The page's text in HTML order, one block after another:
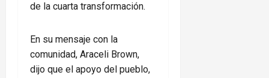
de la cuarta transformación.
En su mensaje con la
comunidad, Araceli Brown,
dijo que el apoyo del pueblo,